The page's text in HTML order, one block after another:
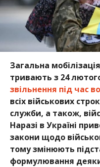
Загальна
тривають з 24
звільнення під час
всіх військових
служби, а також,
Наразі в Україні
закони щодо
тому змінюють
формулювання